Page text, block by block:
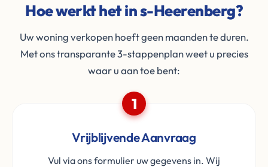
Hoe werkt het in s-Heerenberg?
Uw woning verkopen hoeft geen maanden te duren.
Met ons transparante 3-stappenplan weet u precies
waar u aan toe bent:
1
Vrijblijvende Aanvraag
Vul via ons formulier uw gegevens in. Wij